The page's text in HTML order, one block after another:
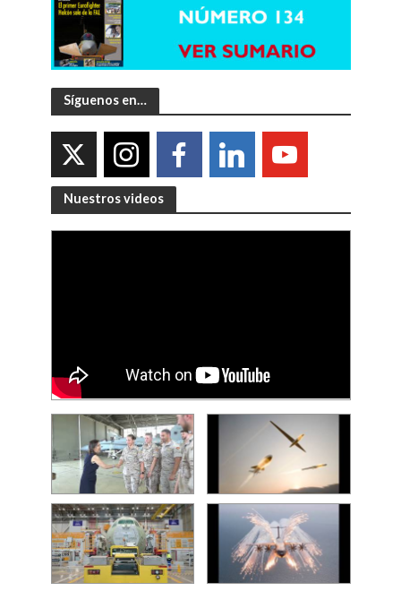
Síguenos en…
Nuestros videos